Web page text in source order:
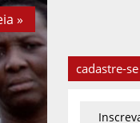
»
cadastre-se